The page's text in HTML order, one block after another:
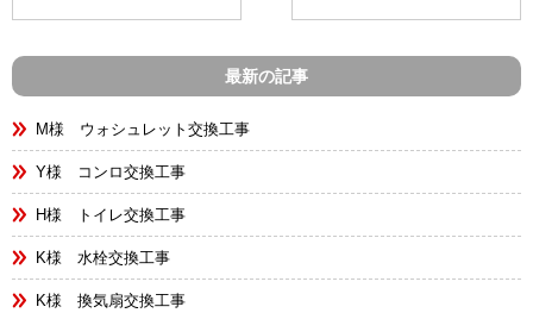
最新の記事
M様 ウォシュレット交換工事
Y様 コンロ交換工事
H様 トイレ交換工事
K様 水栓交換工事
K様 換気扇交換工事